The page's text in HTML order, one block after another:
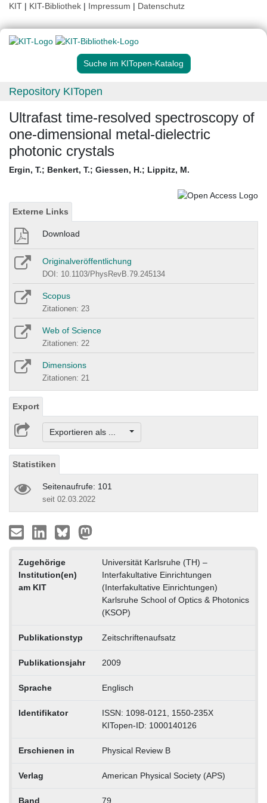
KIT | KIT-Bibliothek | Impressum | Datenschutz
Suche im KITopen-Katalog
Repository KITopen
Ultrafast time-resolved spectroscopy of
one-dimensional metal-dielectric
photonic crystals
Ergin, T.; Benkert, T.; Giessen, H.; Lippitz, M.
Externe Links
Download
Originalveröffentlichung
DOI: 10.1103/PhysRevB.79.245134
Scopus
Zitationen: 23
Web of Science
Zitationen: 22
Dimensions
Zitationen: 21
Export
Exportieren als ...
Statistiken
Seitenaufrufe: 101
seit 02.03.2022
Zugehörige
Institution(en)
am KIT
Universität Karlsruhe (TH) –
Interfakultative Einrichtungen
(Interfakultative Einrichtungen)
Karlsruhe School of Optics & Photonics
(KSOP)
Publikationstyp Zeitschriftenaufsatz
Publikationsjahr 2009
Sprache Englisch
Identifikator
ISSN: 1098-0121, 1550-235X
KITopen-ID: 1000140126
Erschienen in Physical Review B
Verlag American Physical Society (APS)
Band 79